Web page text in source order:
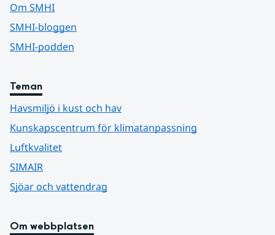
Om SMHI
SMHI-bloggen
SMHI-podden
Teman
Havsmiljö i kust och hav
Kunskapscentrum för klimatanpassning
Luftkvalitet
SIMAIR
Sjöar och vattendrag
Om webbplatsen